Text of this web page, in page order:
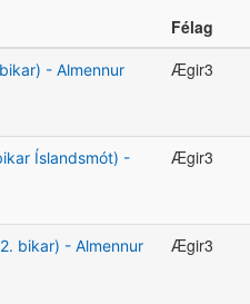
Félag
- Almennur
Ægir3
Íslandsmót) -
Ægir3
bikar) - Almennur
Ægir3